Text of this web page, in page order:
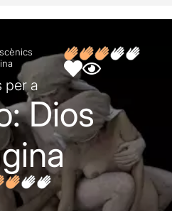
per a
Dios